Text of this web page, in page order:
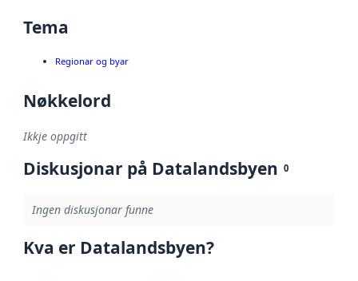
Tema
Regionar og byar
Nøkkelord
Ikkje oppgitt
Diskusjonar på Datalandsbyen 0
Ingen diskusjonar funne
Kva er Datalandsbyen?